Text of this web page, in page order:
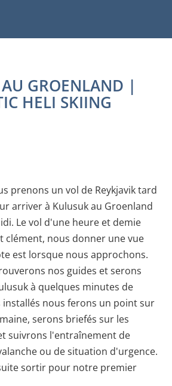
GROENLAND |
HELI SKIING
prenons un vol de Reykjavik tard
arriver à Kulusuk au Groenland
Le vol d'une heure et demie
clément, nous donner une vue
est lorsque nous approchons.
nos guides et serons
à quelques minutes de
nous ferons un point sur
serons briefés sur les
suivrons l'entraînement de
ou de situation d'urgence.
sortir pour notre premier